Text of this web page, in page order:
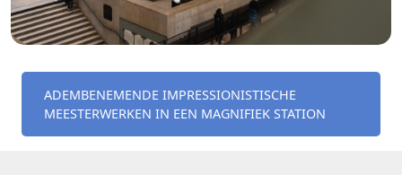
ADEMBENEMENDE IMPRESSIONISTISCHE
MEESTERWERKEN IN EEN MAGNIFIEK STATION